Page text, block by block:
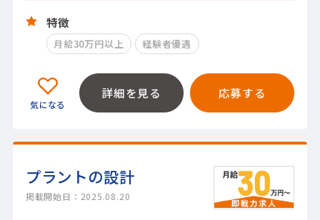
特徴
月給30万円以上 経験者優遇
詳細を見る 応募する
プラントの設計
掲載開始日：2025.08.20